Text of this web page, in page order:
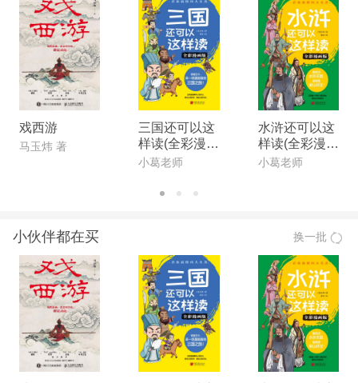
戏西游
马玉炜 著
三国还可以这
样读(全彩漫画
版)
小葛老师
水浒还可以这
样读(全彩漫画
版)
小葛老师
小伙伴都在买 换一批